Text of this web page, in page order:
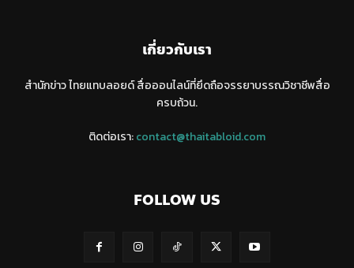
เกี่ยวกับเรา
สำนักข่าว ไทยแทบลอยด์ สื่อออนไลน์ที่ยึดถือจรรยาบรรณวิชาชีพสื่อ
ครบถ้วน.
ติดต่อเรา:contact@thaitabloid.com
FOLLOW US